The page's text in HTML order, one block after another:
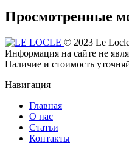
Просмотренные
© 2023 Le
Информация на сайте не
Наличие и стоимость
Навигация
Главная
О нас
Статьи
Контакты